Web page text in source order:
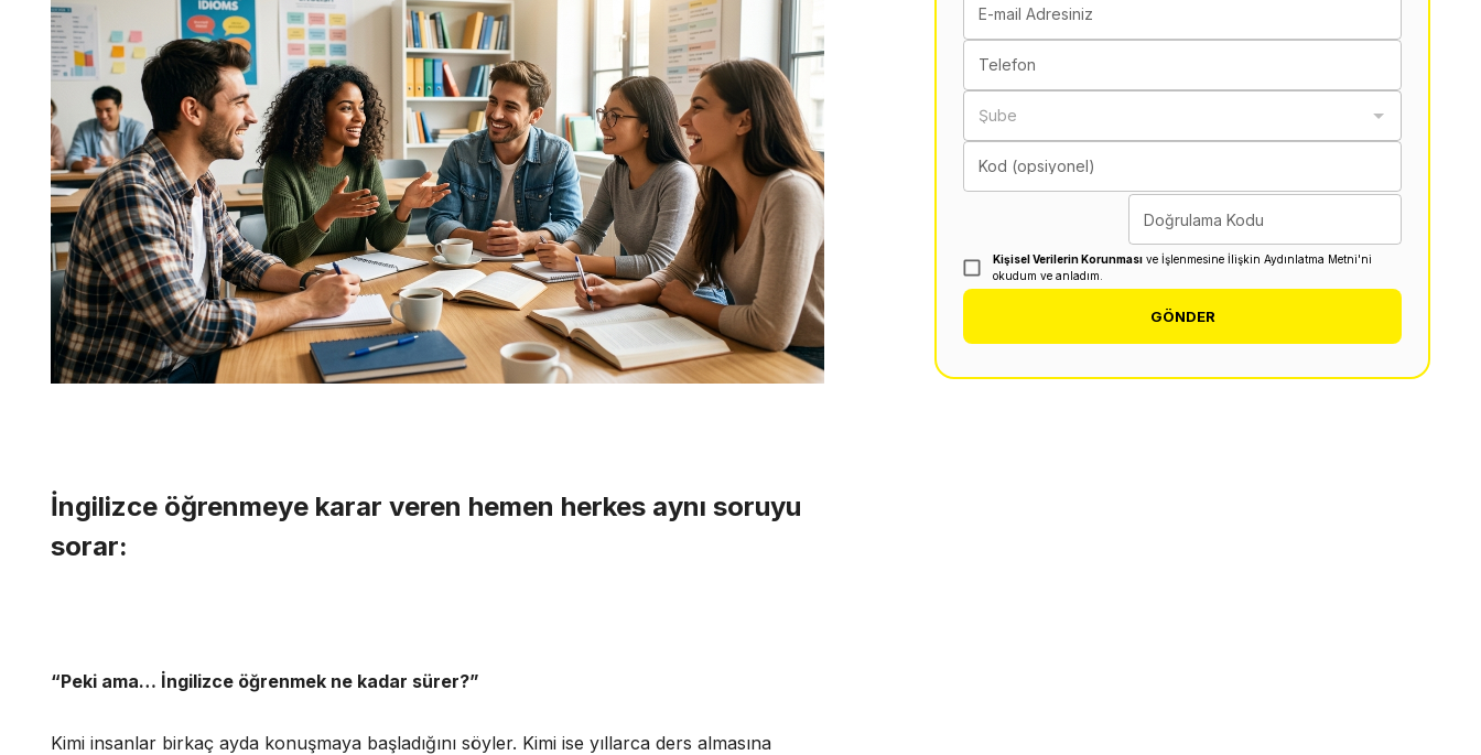
İngilizce öğrenmeye karar veren hemen herkes aynı soruyu
sorar:
“Peki ama… İngilizce öğrenmek ne kadar sürer?”
Kimi insanlar birkaç ayda konuşmaya başladığını söyler. Kimi ise yıllarca ders almasına
E-mail Adresiniz
Telefon
Şube
Kod (opsiyonel)
Doğrulama Kodu
Kişisel Verilerin Korunması ve İşlenmesine İlişkin Aydınlatma Metni'ni
okudum ve anladım.
GÖNDER